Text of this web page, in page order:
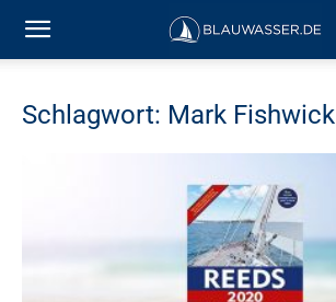
Schlagwort: Mark Fishwick